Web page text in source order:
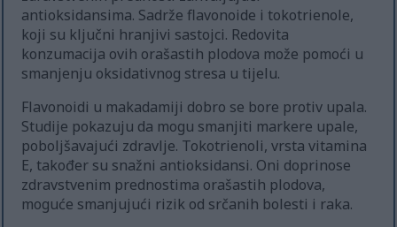
antioksidansima. Sadrže flavonoide i tokotrienole,
koji su ključni hranjivi sastojci. Redovita
konzumacija ovih orašastih plodova može pomoći u
smanjenju oksidativnog stresa u tijelu.
Flavonoidi u makadamiji dobro se bore protiv upala.
Studije pokazuju da mogu smanjiti markere upale,
poboljšavajući zdravlje. Tokotrienoli, vrsta vitamina
E, također su snažni antioksidansi. Oni doprinose
zdravstvenim prednostima orašastih plodova,
moguće smanjujući rizik od srčanih bolesti i raka.